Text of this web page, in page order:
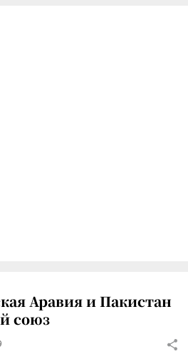
Аравия и Пакистан
союз